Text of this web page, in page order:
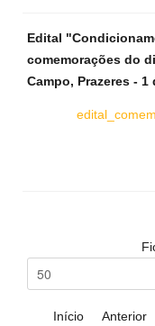
Edital
comemorações do
Campo, Prazeres - 1
Início Anterior